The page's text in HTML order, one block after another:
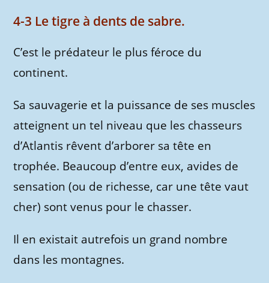
4-3 Le tigre à dents de sabre.
C’est le prédateur le plus féroce du
continent.
Sa sauvagerie et la puissance de ses muscles
atteignent un tel niveau que les chasseurs
d’Atlantis rêvent d’arborer sa tête en
trophée. Beaucoup d’entre eux, avides de
sensation (ou de richesse, car une tête vaut
cher) sont venus pour le chasser.
Il en existait autrefois un grand nombre
dans les montagnes.